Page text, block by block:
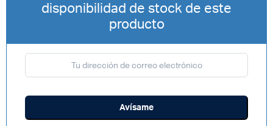
disponibilidad de stock de este
producto